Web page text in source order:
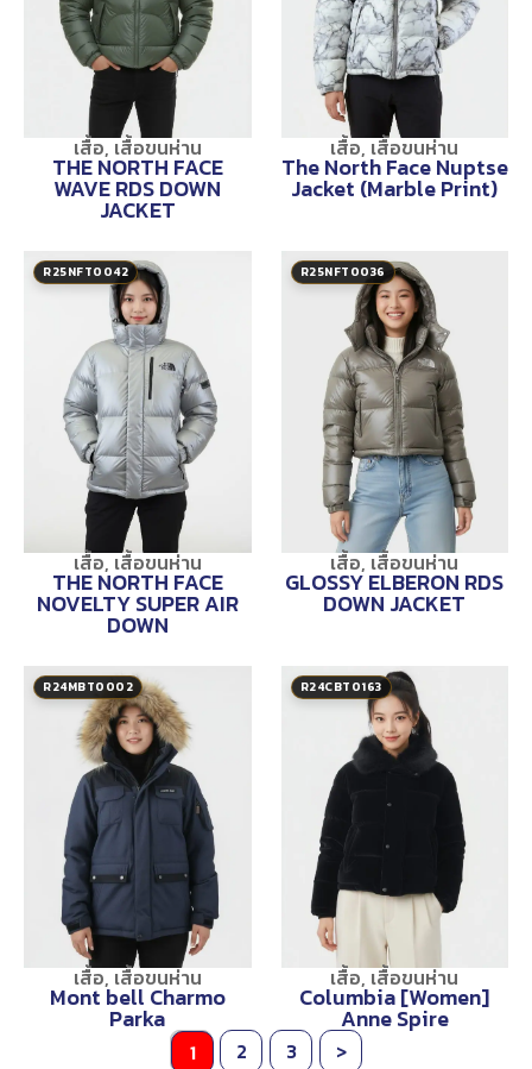
เสื้อ,เสื้อขนห่าน
THE NORTH FACE
WAVE RDS DOWN
JACKET
เสื้อ,เสื้อขนห่าน
The North Face Nuptse
Jacket (Marble Print)
R25NFT0042
เสื้อ,เสื้อขนห่าน
THE NORTH FACE
NOVELTY SUPER AIR
DOWN
R25NFT0036
เสื้อ,เสื้อขนห่าน
GLOSSY ELBERON RDS
DOWN JACKET
R24MBT0002
เสื้อ,เสื้อขนห่าน
Mont bell Charmo
Parka
R24CBT0163
เสื้อ,เสื้อขนห่าน
Columbia [Women]
Anne Spire
1 2 3 >